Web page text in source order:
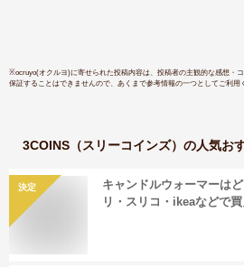
※ocruyo(オクルヨ)に寄せられた投稿内容は、投稿者の主観的な感想・
保証することはできませんので、あくまで参考情報の一つとしてご利用
3COINS（スリーコインズ） の人気お
決定
キャンドルウォーマーは
リ・スリコ・ikeaなどで